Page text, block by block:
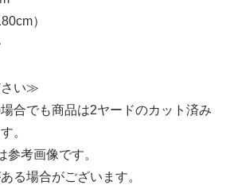
）
さい≫
合でも商品は2ヤードのカット済み
。
考画像です。
る場合がございます。